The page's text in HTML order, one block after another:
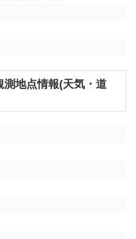
測地点情報(天気・道